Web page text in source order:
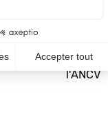
Les
Les
Départ
l'ANCV